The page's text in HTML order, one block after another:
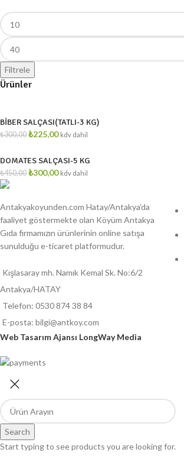
Filtrele
Ürünler
BİBER SALÇASI(TATLI-3 KG)
₺300,00 ₺225,00 kdv dahil
DOMATES SALÇASI-5 KG
₺450,00 ₺300,00 kdv dahil
Antakyakoyunden.com Hatay/Antakya’da
faaliyet göstermekte olan Köyüm Antakya
Gıda firmamızın ürünlerinin online satışa
sunulduğu e-ticaret platformudur.
Kışlasaray mh. Namık Kemal Sk. No:6/2
Antakya/HATAY
Telefon: 0530 874 38 84
E-posta: bilgi@antkoy.com
Web Tasarım Ajansı LongWay Media
Search
Start typing to see products you are looking for.